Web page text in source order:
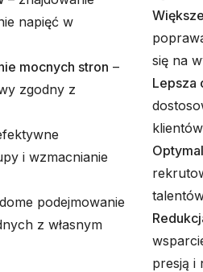
napięć w
mocnych stron –
zgodny z
i wzmacnianie
podejmowanie
z własnym
się na
Lepsza
presją i